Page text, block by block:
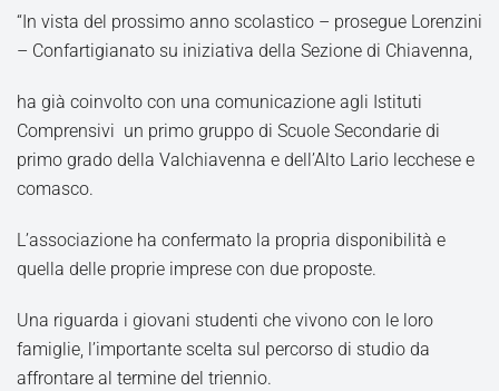
“In vista del prossimo anno scolastico – prosegue Lorenzini
– Confartigianato su iniziativa della Sezione di Chiavenna,
ha già coinvolto con una comunicazione agli Istituti
Comprensivi un primo gruppo di Scuole Secondarie di
primo grado della Valchiavenna e dell’Alto Lario lecchese e
comasco.
L’associazione ha confermato la propria disponibilità e
quella delle proprie imprese con due proposte.
Una riguarda i giovani studenti che vivono con le loro
famiglie, l’importante scelta sul percorso di studio da
affrontare al termine del triennio.